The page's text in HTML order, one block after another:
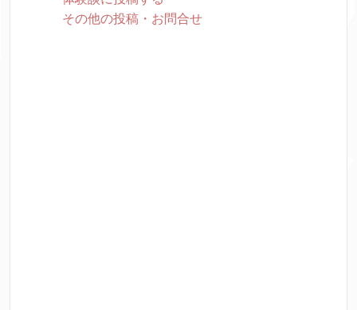
その他の投稿・お問合せ